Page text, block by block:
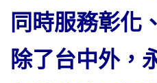
同時服務彰化
除了台中外，